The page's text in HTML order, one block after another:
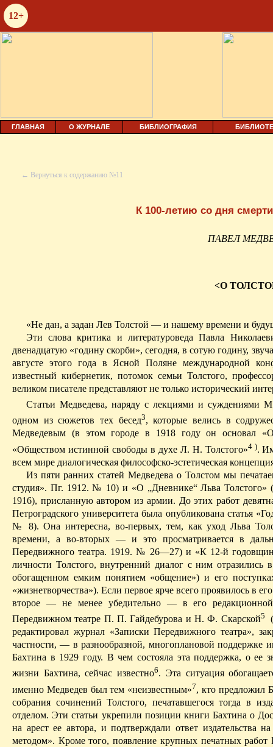
12+
ГЛАВНАЯ О ЖУРНАЛЕ БИБЛИОГРАФИЯ
← Вернуться к содержанию №11
К 100-летию со дня
ПАВЕЛ
<О
«Не дан, а задан Лев Толстой — и нашему времени и
Эти слова критика и литературоведа Павла
двенадцатую «годину скорби», сегодня, в сотую годину,
августе этого года в Ясной Поляне международной
известный кибернетик, потомок семьи Толстого,
великом писателе представляют не только исторический
Статьи Медведева, наряду с лекциями и суждениями
одном из сюжетов тех бесед3, которые велись в
Медведевым (в этом городе в 1918 году он основал
«Обществом истинной свободы в духе Л. Н. Толстого»4 ).
всем мире диалогическая философско-эстетическая
Из пяти ранних статей Медведева о Толстом мы
студия». Пг. 1912. № 10) и «О „Дневнике“ Льва Толстого»
1916), присланную автором из армии. До этих работ
Петроградского университета была опубликована статья
№ 8).Она интересна, во-первых, тем, как уход Льва
времени, а во-вторых — и это просматривается в
Передвижного театра. 1919. № 26—27) и «К 12-й
личности Толстого, внутренний диалог с ним отразились
обогащенном емким понятием «общение») и его
«жизнетворчества»). Если первое ярче всего проявилось в
второе — не менее убедительно — в его редакционной
Передвижном театре П. П. Гайдебурова и Н. Ф. Скарской5
редактировал журнал «Записки Передвижного театра»,
частности, — в разнообразной, многоплановой поддержке
Бахтина в 1929 году. В чем состояла эта поддержка, о ее
жизни Бахтина, сейчас известно6. Эта ситуация
именно Медведев был тем «неизвестным»7, кто предложил
собрания сочинений Толстого, печатавшегося тогда в
отделом. Эти статьи укрепили позиции книги Бахтина о
на арест ее автора, и подтверждали ответ издательства
методом». Кроме того, появление крупных печатных